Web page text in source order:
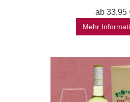
ab 33,95
Mehr